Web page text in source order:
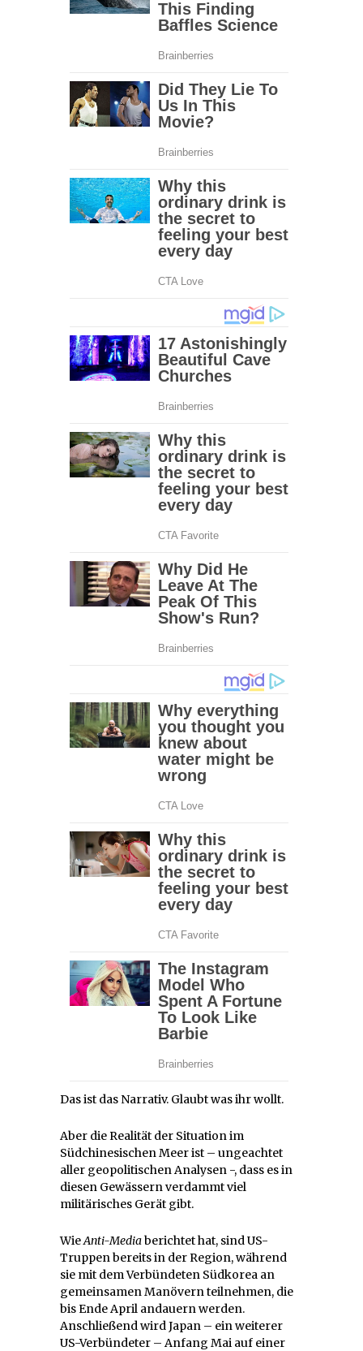
Das ist das Narrativ. Glaubt was ihr wollt.
Aber die Realität der Situation im
Südchinesischen Meer ist – ungeachtet
aller geopolitischen Analysen -, dass es in
diesen Gewässern verdammt viel
militärisches Gerät gibt.
WieAnti-Mediaberichtet hat, sind US-
Truppen bereits in der Region, während
sie mit dem Verbündeten Südkorea an
gemeinsamen Manövern teilnehmen, die
bis Ende April andauern werden.
Anschließend wird Japan – ein weiterer
US-Verbündeter – Anfang Mai auf einer